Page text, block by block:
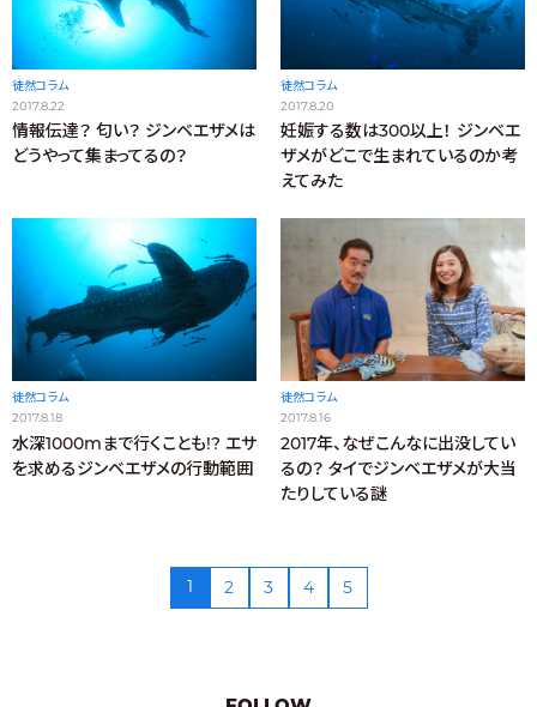
徒然コラム
2017.8.22
情報伝達？ 匂い？ ジンベエザメは
どうやって集まってるの？
徒然コラム
2017.8.20
妊娠する数は300以上！ ジンベエ
ザメがどこで生まれているのか考
えてみた
徒然コラム
2017.8.18
水深1000mまで行くことも!? エサ
を求めるジンベエザメの行動範囲
徒然コラム
2017.8.16
2017年、なぜこんなに出没してい
るの？ タイでジンベエザメが大当
たりしている謎
1 2 3 4 5